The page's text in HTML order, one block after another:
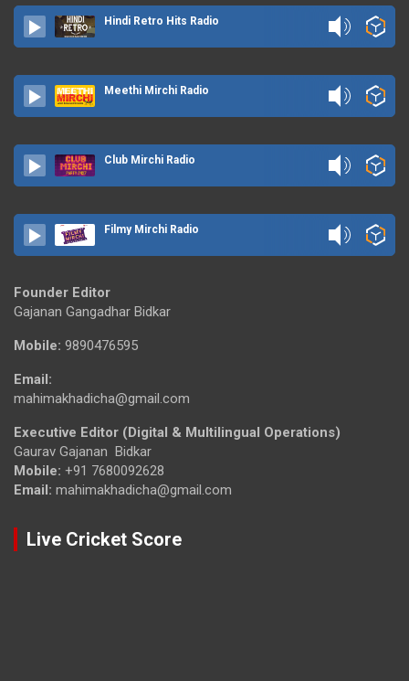
Hindi Retro Hits Radio
Meethi Mirchi Radio
Club Mirchi Radio
Filmy Mirchi Radio
Founder Editor
Gajanan Gangadhar Bidkar
Mobile: 9890476595
Email:
mahimakhadicha@gmail.com
Executive Editor (Digital & Multilingual Operations)
Gaurav Gajanan Bidkar
Mobile: +91 7680092628
Email: mahimakhadicha@gmail.com
Live Cricket Score